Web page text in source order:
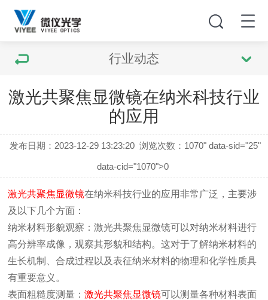
行业动态
激光共聚焦显微镜在纳米科技行业
的应用
发布日期：2023-12-29 13:23:20 浏览次数： 1070" data-sid="25"
data-cid="1070">0
激光共聚焦显微镜在纳米科技行业的应用非常广泛，主要涉
及以下几个方面：
纳米材料形貌观察：激光共聚焦显微镜可以对纳米材料进行
高分辨率成像，观察其形貌和结构。这对于了解纳米材料的
生长机制、合成过程以及表征纳米材料的物理和化学性质具
有重要意义。
表面粗糙度测量：激光共聚焦显微镜可以测量各种材料表面